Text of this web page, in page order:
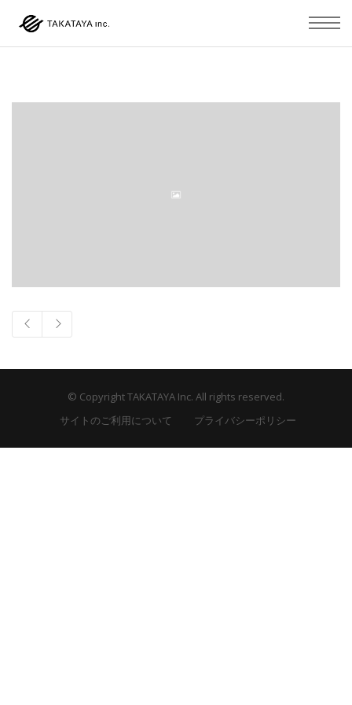
© Copyright TAKATAYA Inc. All rights reserved.
サイトのご利用について
プライバシーポリシー